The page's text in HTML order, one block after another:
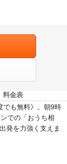
料金表
でも無料》。朝9時
での「おうち相
発を力強く支えま